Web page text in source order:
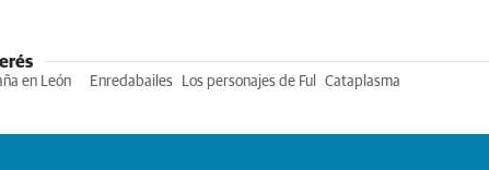
en León Enredabailes Los personajes de Ful Cataplasma